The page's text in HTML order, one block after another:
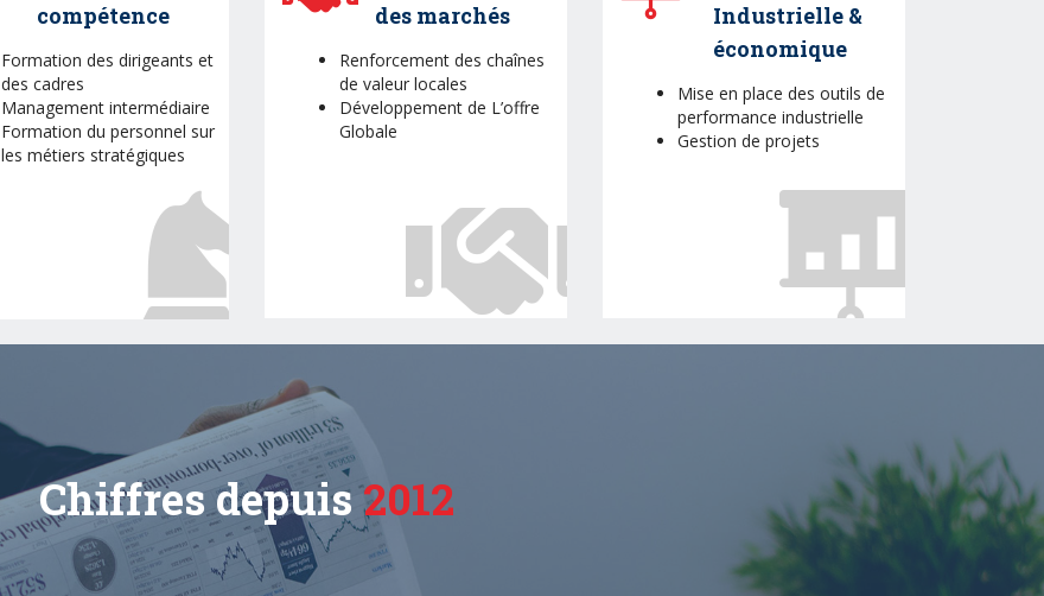
compétence
Formation des dirigeants et
des cadres
Management intermédiaire
Formation du personnel sur
les métiers stratégiques
des marchés
Renforcement des chaînes
de valeur locales
Développement de L’offre
Globale
Industrielle &
économique
Mise en place des outils de
performance industrielle
Gestion de projets
Chiffres depuis2012